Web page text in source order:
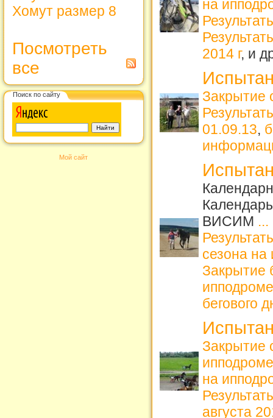
Хомут размер 8
Посмотреть
все
Поиск по сайту
Мой сайт
на
2014 г, и
Закрытие
01.09.13,
ВИСИМ ...
сезона
Закрытие
бегового
Закрытие
ипподроме
на
августа